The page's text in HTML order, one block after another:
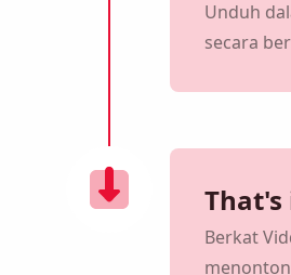
Unduh
secara
That's
Berkat